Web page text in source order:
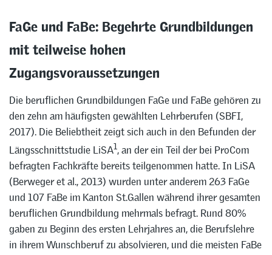
FaGe und FaBe: Begehrte Grundbildungen
mit teilweise hohen
Zugangsvoraussetzungen
Die beruflichen Grundbildungen FaGe und FaBe gehören zu
den zehn am häufigsten gewählten Lehrberufen (SBFI,
2017). Die Beliebtheit zeigt sich auch in den Befunden der
Längsschnittstudie LiSA1, an der ein Teil der bei ProCom
befragten Fachkräfte bereits teilgenommen hatte. In LiSA
(Berweger et al., 2013) wurden unter anderem 263 FaGe
und 107 FaBe im Kanton St.Gallen während ihrer gesamten
beruflichen Grundbildung mehrmals befragt. Rund 80%
gaben zu Beginn des ersten Lehrjahres an, die Berufslehre
in ihrem Wunschberuf zu absolvieren, und die meisten FaBe